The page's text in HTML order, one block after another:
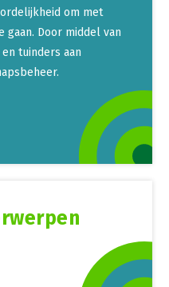
om met
gaan. Door middel van
tuinders aan